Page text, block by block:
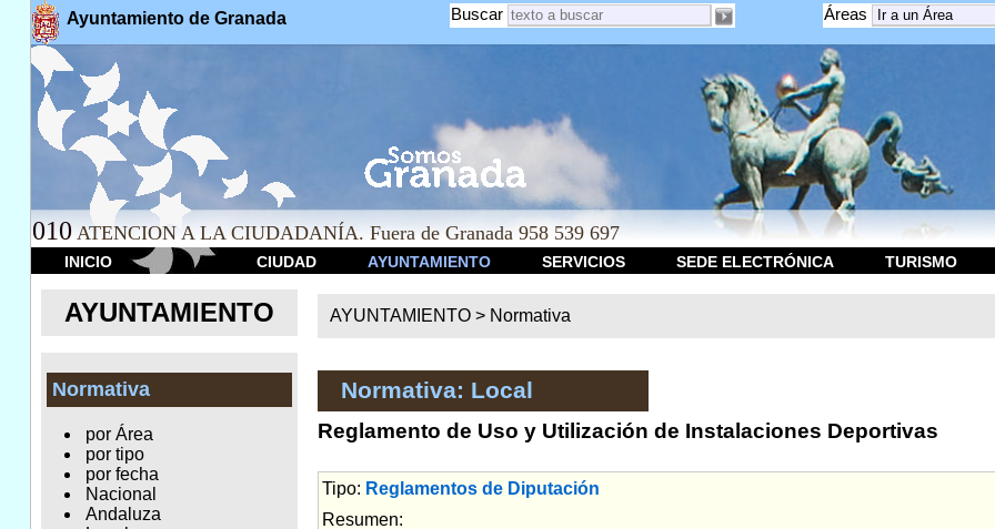
Ayuntamiento de Granada Áreas
Buscar
010 ATENCION A LA CIUDADANÍA. Fuera de Granada 958 539 697
INICIO CIUDAD AYUNTAMIENTO SERVICIOS SEDE ELECTRÓNICA TURISMO
AYUNTAMIENTO
Normativa
por Área
por tipo
por fecha
Nacional
Andaluza
AYUNTAMIENTO > Normativa
Normativa: Local
Reglamento de Uso y Utilización de Instalaciones Deportivas
Tipo: Reglamentos de Diputación
Resumen: